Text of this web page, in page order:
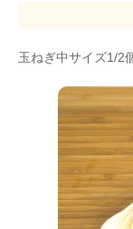
玉ねぎ中サイズ1/2